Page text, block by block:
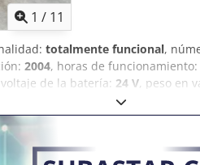
1 / 11
totalmente funcional,
2004, horas de funcionamiento:
de la batería: 24 V, peso en
fabricación: 2004, capacidad:
Chodew D Szbepfx Alnoa